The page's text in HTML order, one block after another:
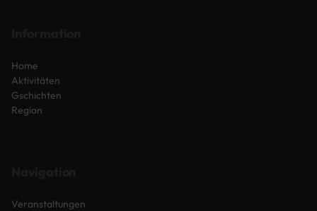
Home
Aktivitäten
Gschichten
Region
Veranstaltungen